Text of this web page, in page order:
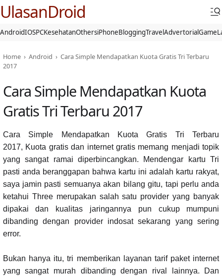
UlasanDroid
AndroidIOSPCKesehatanOthersiPhoneBloggingTravelAdvertorialGame
Home › Android › Cara Simple Mendapatkan Kuota Gratis Tri Terbaru
2017
Cara Simple Mendapatkan Kuota
Gratis Tri Terbaru 2017
Cara Simple Mendapatkan Kuota Gratis Tri Terbaru
2017, Kuota gratis dan internet gratis memang menjadi topik
yang sangat ramai diperbincangkan. Mendengar kartu Tri
pasti anda beranggapan bahwa kartu ini adalah kartu rakyat,
saya jamin pasti semuanya akan bilang gitu, tapi perlu anda
ketahui Three merupakan salah satu provider yang banyak
dipakai dan kualitas jaringannya pun cukup mumpuni
dibanding dengan provider indosat sekarang yang sering
error.
Bukan hanya itu, tri memberikan layanan tarif paket internet
yang sangat murah dibanding dengan rival lainnya. Dan